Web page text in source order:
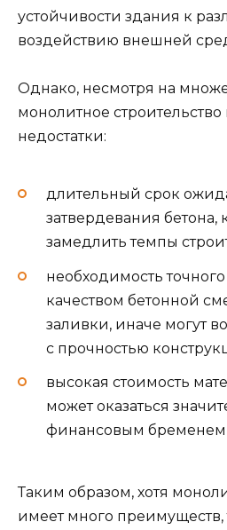
устойчивости здания к
воздействию внешней
Однако, несмотря на
монолитное
недостатки:
длительный срок
затвердевания
замедлить темпы
необходимость
качеством бетонной
заливки, иначе могут
с прочностью
высокая стоимость
может оказаться
финансовым бременем
Таким образом, хотя
имеет много преимуществ,